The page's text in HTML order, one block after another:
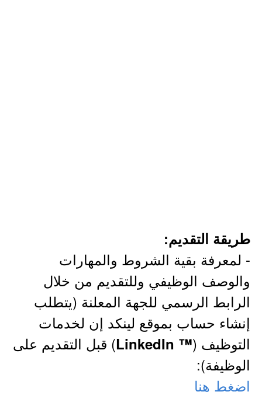
طريقة التقديم:
- لمعرفة بقية الشروط والمهارات
والوصف الوظيفي وللتقديم من خلال
الرابط الرسمي للجهة المعلنة (يتطلب
إنشاء حساب بموقع لينكد إن لخدمات
التوظيف (™ LinkedIn
) قبل التقديم على
الوظيفة):
اضغط هنا